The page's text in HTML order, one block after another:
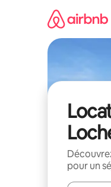
pour un